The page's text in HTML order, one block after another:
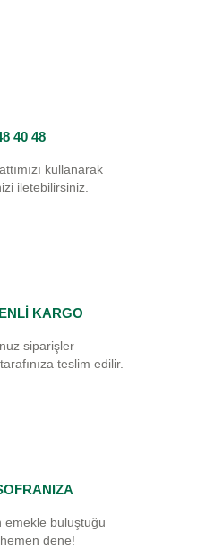
40 48
kullanarak
iletebilirsiniz.
KARGO
siparişler
teslim edilir.
emekle buluştuğu
dene!